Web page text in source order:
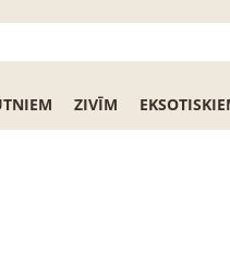
ZIVĪM